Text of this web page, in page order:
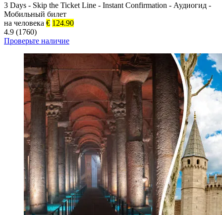
3 Days - Skip the Ticket Line - Instant Confirmation - Аудиогид -
Мобильный билет
на человека € 124.90
4.9 (1760)
Проверьте наличие